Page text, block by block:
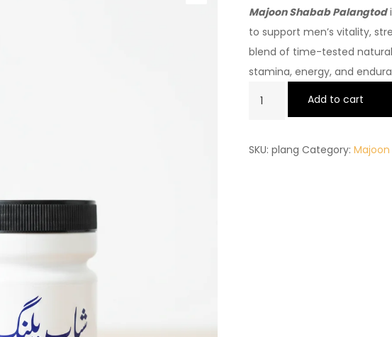
Majoon Shabab Palangtod
to support men’s vitality,
blend of time-tested
stamina, energy, and
quantity
Add to cart
SKU:plang Category:Majoon